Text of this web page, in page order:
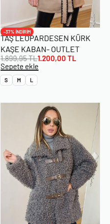
-37% İNDİRİM
TAŞ LEOPARDESEN KÜRK
KAŞE KABAN- OUTLET
1.899,95TL1.200,00 TL
Sepete ekle
S M L